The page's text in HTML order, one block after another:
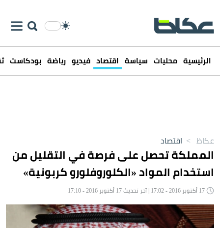
الرئيسية محليات سياسة اقتصاد فيديو رياضة بودكاست
عكاظ > اقتصاد
المملكة تحصل على فرصة في التقليل من
استخدام المواد «الكلوروفلورو كربونية»